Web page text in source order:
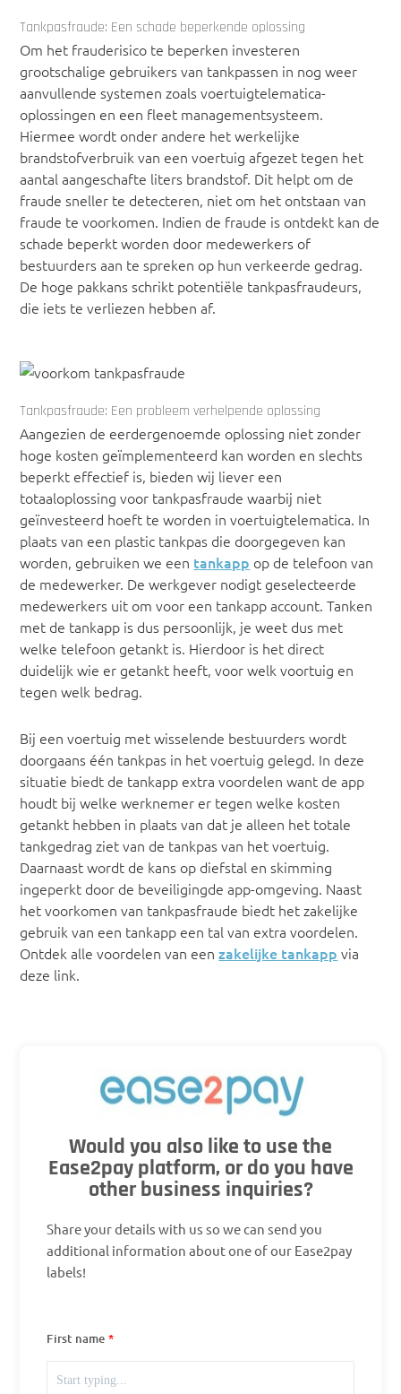
Tankpasfraude: Een schade beperkende oplossing
Om het frauderisico te beperken investeren
grootschalige gebruikers van tankpassen in nog weer
aanvullende systemen zoals voertuigtelematica-
oplossingen en een fleet managementsysteem.
Hiermee wordt onder andere het werkelijke
brandstofverbruik van een voertuig afgezet tegen het
aantal aangeschafte liters brandstof. Dit helpt om de
fraude sneller te detecteren, niet om het ontstaan van
fraude te voorkomen. Indien de fraude is ontdekt kan de
schade beperkt worden door medewerkers of
bestuurders aan te spreken op hun verkeerde gedrag.
De hoge pakkans schrikt potentiële tankpasfraudeurs,
die iets te verliezen hebben af.
Tankpasfraude: Een probleem verhelpende oplossing
Aangezien de eerdergenoemde oplossing niet zonder
hoge kosten geïmplementeerd kan worden en slechts
beperkt effectief is, bieden wij liever een
totaaloplossing voor tankpasfraude waarbij niet
geïnvesteerd hoeft te worden in voertuigtelematica. In
plaats van een plastic tankpas die doorgegeven kan
worden, gebruiken we een tankapp op de telefoon van
de medewerker. De werkgever nodigt geselecteerde
medewerkers uit om voor een tankapp account. Tanken
met de tankapp is dus persoonlijk, je weet dus met
welke telefoon getankt is. Hierdoor is het direct
duidelijk wie er getankt heeft, voor welk voortuig en
tegen welk bedrag.
Bij een voertuig met wisselende bestuurders wordt
doorgaans één tankpas in het voertuig gelegd. In deze
situatie biedt de tankapp extra voordelen want de app
houdt bij welke werknemer er tegen welke kosten
getankt hebben in plaats van dat je alleen het totale
tankgedrag ziet van de tankpas van het voertuig.
Daarnaast wordt de kans op diefstal en skimming
ingeperkt door de beveiligingde app-omgeving. Naast
het voorkomen van tankpasfraude biedt het zakelijke
gebruik van een tankapp een tal van extra voordelen.
Ontdek alle voordelen van eenzakelijke tankapp via
deze link.
Would you also like to use the
Ease2pay platform, or do you have
other business inquiries?
Share your details with us so we can send you
additional information about one of our Ease2pay
labels!
First name